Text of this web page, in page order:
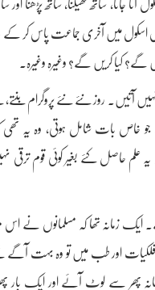
جانا، ساتھ کھیلنا، ساتھ پڑھنا اور
اسکول میں آخری جماعت پاس کر کے
گے؟ کیا کریں گے؟ وغیرہ وغیرہ۔
آتیں۔ روز نئے نئے پروگرام
جو خاص بات شامل ہوتی، وہ یہ
علم حاصل کئے بغیر کوئی قوم ترقی
ایک زمانہ تھا کہ مسلمانوں نے اس
فلکیات اور طب میں تو وہ بہت آگے
پھر سے لوٹ آئے اور ایک بار